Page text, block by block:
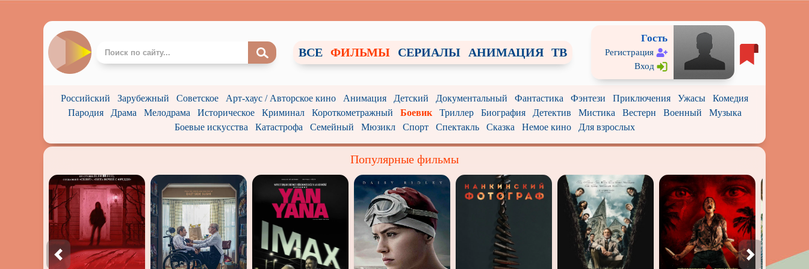
ВСЕ ФИЛЬМЫ СЕРИАЛЫ АНИМАЦИЯ ТВ
Гость
Регистрация
Вход
Российский Зарубежный Советское Арт-хаус / Авторское кино Анимация Детский Документальный Фантастика Фэнтези Приключения Ужасы
Комедия
Пародия
Драма Мелодрама Историческое Криминал Короткометражный Боевик Триллер Биография Детектив Мистика Вестерн Военный
Музыка
Боевые искусства
Катастрофа Семейный Мюзикл Спорт Спектакль Сказка Немое кино Для взрослых
Популярные фильмы